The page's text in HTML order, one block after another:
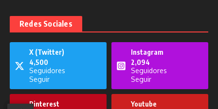
Redes Sociales
X (Twitter)
4,500
Seguidores
Seguir
Instagram
2,094
Seguidores
Seguir
Pinterest
Youtube